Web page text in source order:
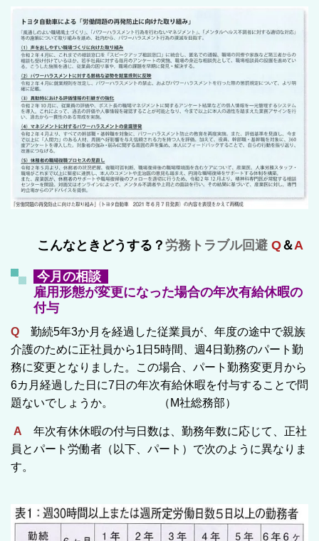
こんなときどうする ？ 労務トラブル回避 Q＆A
今月の相談
雇用形態が変更になった場合の年次有給休暇の
付与
Q 勤続5年3か月を経過した従業員が、年度の途中で親族
介護のために正社員から1日5時間、週4日勤務のパート勤
務に変更となりました。この場合、パート勤務変更月から
6カ月経過した日に7日の年次有給休暇を付与することで問
題ないでしょうか。 （M社総務部）
A 年次有休休暇の付与日数は、勤務年数に応じて、正社
員とパート労働者（以下、パート）で次のように異なりま
す。